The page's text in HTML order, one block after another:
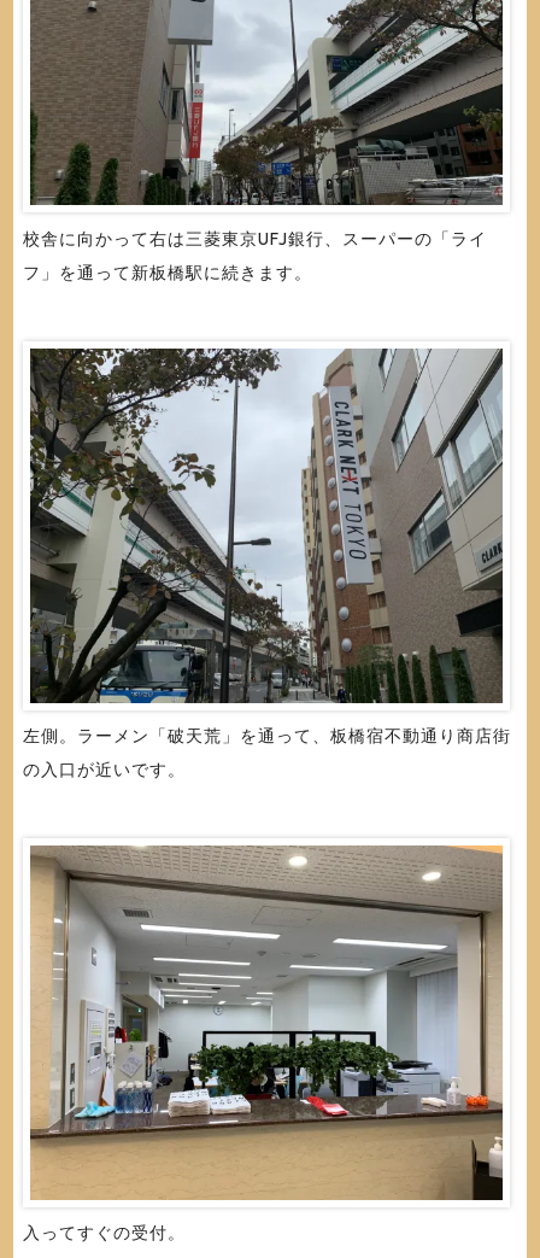
校舎に向かって右は三菱東京UFJ銀行、スーパーの「ライ
フ」を通って新板橋駅に続きます。
左側。ラーメン「破天荒」を通って、板橋宿不動通り商店街
の入口が近いです。
入ってすぐの受付。